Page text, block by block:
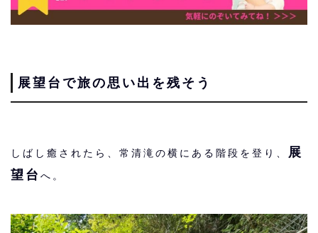
展望台で旅の思い出を残そう
しばし癒されたら、常清滝の横にある階段を登り、
展
望台 へ。